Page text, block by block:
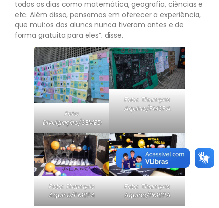
todos os dias como matemática, geografia, ciências e
etc. Além disso, pensamos em oferecer a experiência,
que muitos dos alunos nunca tiveram antes e de
forma gratuita para eles”, disse.
Foto:
Divulgação/SEMED
Foto: Thamyris
Aquino/PMSPA
Foto: Thamyris
Aquino/PMSPA
Foto: Thamyris
Aquino/PMSPA